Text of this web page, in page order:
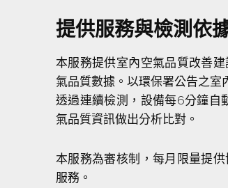
提供服務與檢測依
本服務提供室內空氣品質改善
氣品質數據。以環保署公告之室
透過連續檢測，設備每6分鐘自
氣品質資訊做出分析比對。
本服務為審核制，每月限量提
服務。